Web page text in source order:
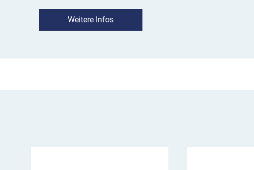
Hinweisschild Baumfällarbeiten im Überblick
Weitere Infos